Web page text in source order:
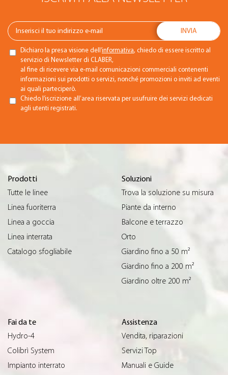
Dichiaro la presa visione dell’informativa, chiedo di essere iscritto al
servizio di Newsletter di CLABER,
al fine di ricevere via e-mail comunicazioni commerciali contenenti
informazioni sui prodotti o servizi, nonché promozioni o inviti ad eventi
ai quali parteciperò.
Chiedo l’iscrizione all’area riservata per usufruire dei servizi dedicati
agli utenti registrati.
Prodotti
Tutte le linee
Linea fuoriterra
Linea a goccia
Linea interrata
Catalogo sfogliabile
Soluzioni
Trova la soluzione su misura
Piante da interno
Balcone e terrazzo
Orto
Giardino fino a 50 m²
Giardino fino a 200 m²
Giardino oltre 200 m²
Fai da te
Hydro-4
Colibrì System
Impianto interrato
Assistenza
Vendita, riparazioni
Servizi Top
Manuali e Guide